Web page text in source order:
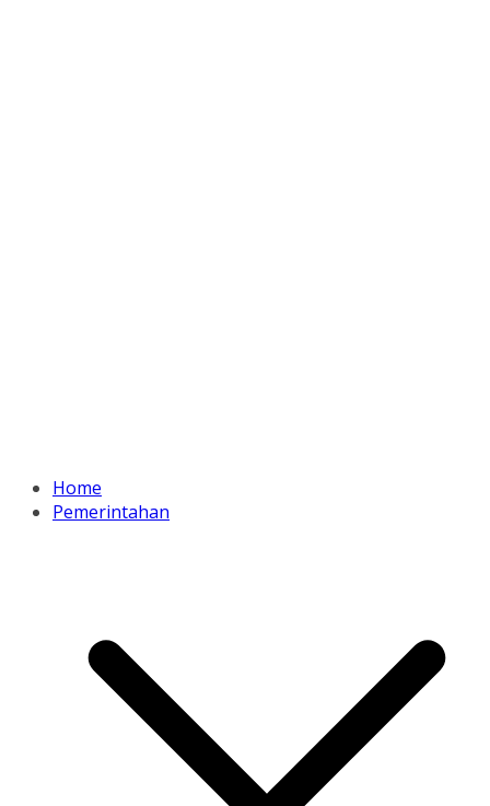
Home
Pemerintahan